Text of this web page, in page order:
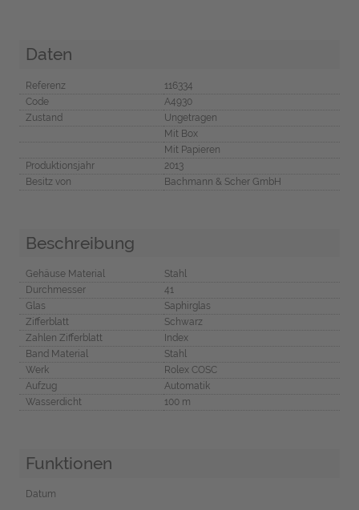
Daten
Referenz
116334
Code
A4930
Zustand
Ungetragen
Mit Box
Mit Papieren
Produktionsjahr
2013
Besitz von
Bachmann & Scher GmbH
Beschreibung
Gehäuse Material
Stahl
Durchmesser
41
Glas
Saphirglas
Zifferblatt
Schwarz
Zahlen Zifferblatt
Index
Band Material
Stahl
Werk
Rolex COSC
Aufzug
Automatik
Wasserdicht
100 m
Funktionen
Datum